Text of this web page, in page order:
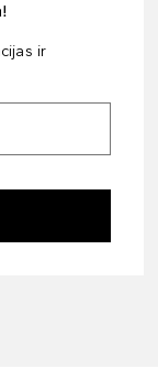
ir